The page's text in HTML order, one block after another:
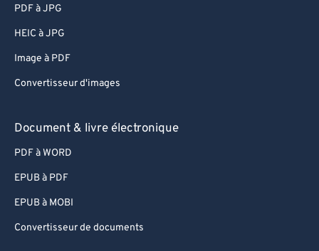
PDF à JPG
HEIC à JPG
Image à PDF
Convertisseur d'images
Document & livre électronique
PDF à WORD
EPUB à PDF
EPUB à MOBI
Convertisseur de documents